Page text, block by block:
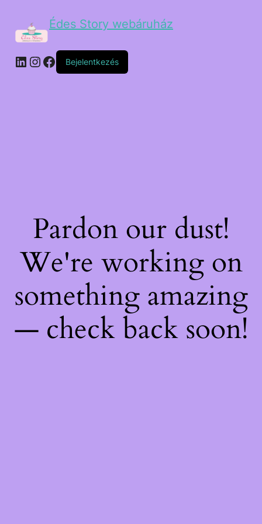
Édes Story webáruház
Bejelentkezés
Pardon our dust!
We're working on
something amazing
— check back soon!